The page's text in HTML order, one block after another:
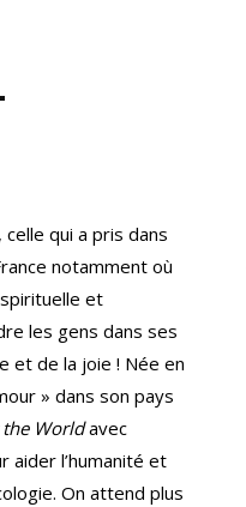
qui a pris dans
notamment où
et
les gens dans ses
et de la joie ! Née en
» dans son pays
Worldavec
aider l’humanité et
On attend plus